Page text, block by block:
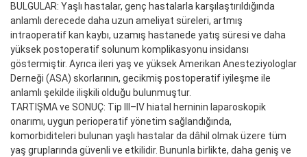
BULGULAR: Yaşlı hastalar, genç hastalarla karşılaştırıldığında
anlamlı derecede daha uzun ameliyat süreleri, artmış
intraoperatif kan kaybı, uzamış hastanede yatış süresi ve daha
yüksek postoperatif solunum komplikasyonu insidansı
göstermiştir. Ayrıca ileri yaş ve yüksek Amerikan Anesteziyologlar
Derneği (ASA) skorlarının, gecikmiş postoperatif iyileşme ile
anlamlı şekilde ilişkili olduğu bulunmuştur.
TARTIŞMA ve SONUÇ: Tip III–IV hiatal herninin laparoskopik
onarımı, uygun perioperatif yönetim sağlandığında,
komorbiditeleri bulunan yaşlı hastalar da dâhil olmak üzere tüm
yaş gruplarında güvenli ve etkilidir. Bununla birlikte, daha geniş ve